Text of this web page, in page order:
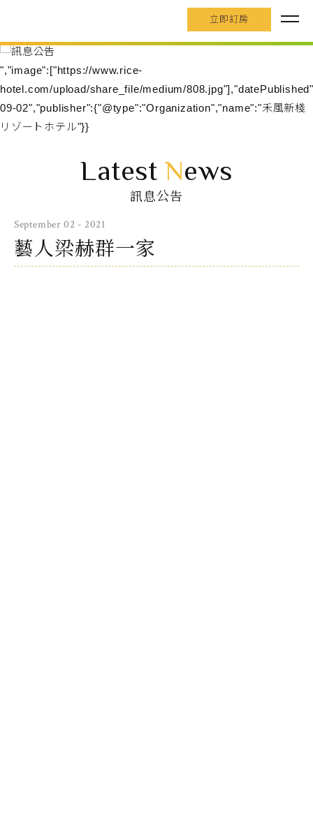
立即訂房
","image":["https://www.rice-
hotel.com/upload/share_file/medium/
09-02","publisher":{"@type":"Organization","name":"禾風新棧
リゾートホテル"}}
Latest News
訊息公告
September 02 - 2021
藝人梁赫群一家